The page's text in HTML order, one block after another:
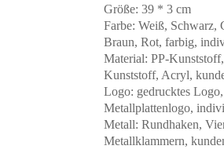
Größe: 39 * 3 cm
Farbe: Weiß, Schwarz,
Braun, Rot, farbig,
Material: PP-
Kunststoff, Acryl,
Logo: gedrucktes
Metallplattenlogo,
Metall: Rundhaken,
Metallklammern,